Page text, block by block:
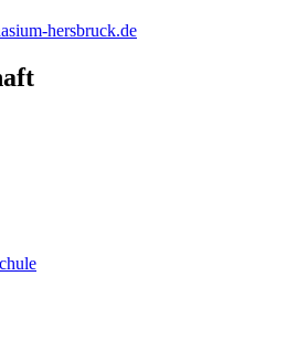
hersbruck.de